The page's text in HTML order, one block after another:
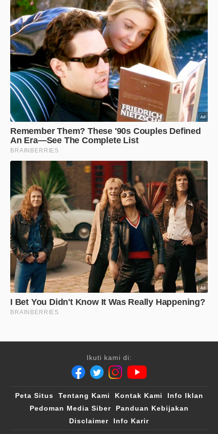
Ikuti kami di:
Peta Situs Tentang Kami Kontak Kami
Info Iklan
Pedoman Media Siber
Panduan Kebijakan
Disclaimer
Info Karir